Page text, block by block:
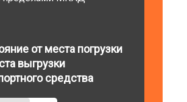
от места погрузки
выгрузки
средства